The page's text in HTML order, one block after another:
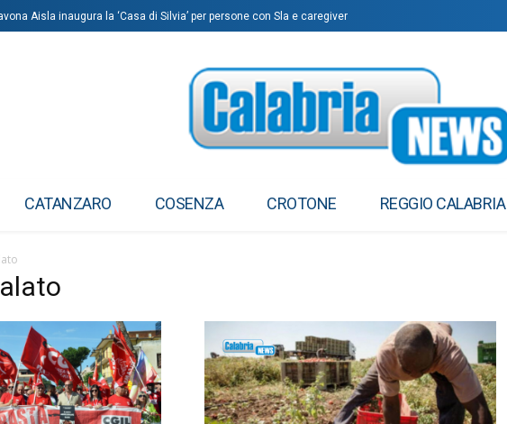
Aisla inaugura la ‘Casa di Silvia’ per persone con Sla e caregiver
CATANZARO COSENZA CROTONE REGGIO CALABRIA